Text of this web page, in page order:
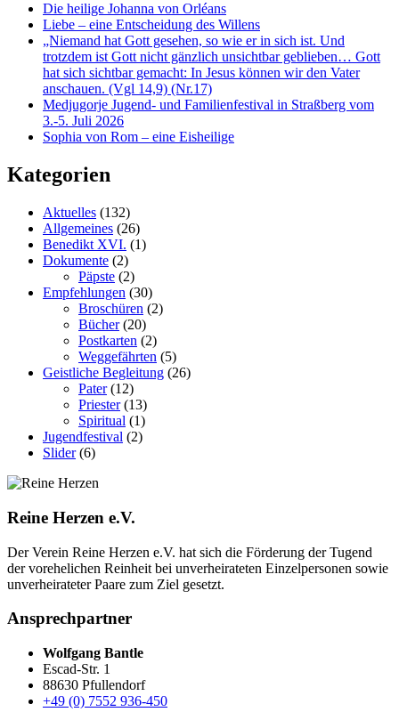
Die heilige Johanna von Orléans
Liebe – eine Entscheidung des Willens
„Niemand hat Gott gesehen, so wie er in sich ist. Und
trotzdem ist Gott nicht gänzlich unsichtbar geblieben… Gott
hat sich sichtbar gemacht: In Jesus können wir den Vater
anschauen. (Vgl 14,9) (Nr.17)
Medjugorje Jugend- und Familienfestival in Straßberg vom
3.-5. Juli 2026
Sophia von Rom – eine Eisheilige
Kategorien
Aktuelles (132)
Allgemeines (26)
Benedikt XVI. (1)
Dokumente (2)
Päpste (2)
Empfehlungen (30)
Broschüren (2)
Bücher(20)
Postkarten (2)
Weggefährten (5)
Geistliche Begleitung (26)
Pater(12)
Priester(13)
Spiritual (1)
Jugendfestival (2)
Slider(6)
Reine Herzen e.V.
Der Verein Reine Herzen e.V. hat sich die Förderung der Tugend
der vor­ehelichen Rein­heit bei un­ver­heirateten Einzel­personen sowie
un­ver­heirateter Paare zum Ziel gesetzt.
Ansprechpartner
Wolfgang Bantle
Escad-Str. 1
88630 Pfullendorf
+49 (0) 7552 936-450